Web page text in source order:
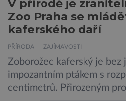
V přírodě je
Zoo Praha se
kaferského daří
PŘÍRODA ZAJÍMAVOSTI
Zoborožec kaferský je bez
impozantním ptákem s
centimetrů. Přirozeným